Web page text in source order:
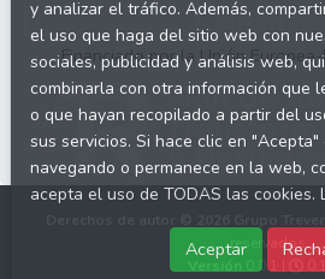
Financiado por la Unión Europea-
reservados.
0.0.1 |
y analizar el tráfico. Además,
el uso que haga del sitio web con
sociales, publicidad y análisis web,
combinarla con otra información que
o que hayan recopilado a partir del
sus servicios. Si hace clic en
navegando o permanece en la web,
acepta el uso de TODAS las cookies.
Aceptar